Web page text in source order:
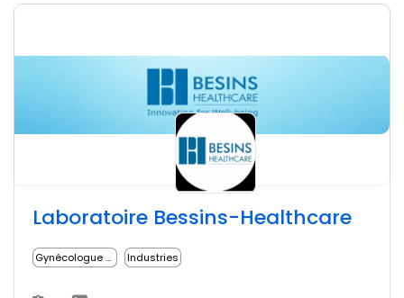
Laboratoire Bessins-Healthcare
Gynécologue médical Industries